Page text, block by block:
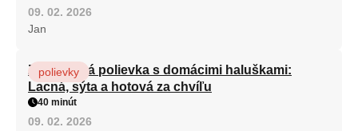
09. 02. 2026
Jan
Zeleninová polievka s domácimi haluškami:
Lacná, sýta a hotová za chvíľu
polievky
40 minút
09. 02. 2026